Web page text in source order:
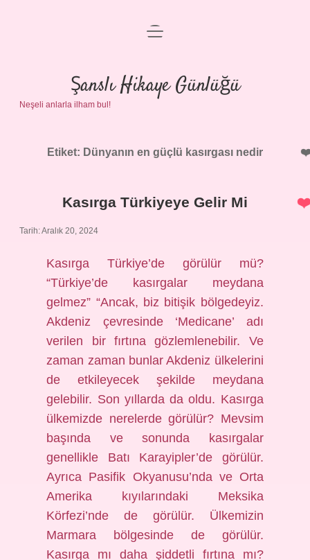
Anasayfa
Gizlilik Politikası
menüyü
Şanslı Hikaye Günlüğü
Neşeli anlarla ilham bul!
Etiket: Dünyanın en güçlü kasırgası nedir
Kasırga Türkiyeye Gelir Mi
Tarih: Aralık 20, 2024
Kasırga Türkiye’de görülür mü?
“Türkiye’de kasırgalar meydana
gelmez” “Ancak, biz bitişik bölgedeyiz.
Akdeniz çevresinde ‘Medicane’ adı
verilen bir fırtına gözlemlenebilir. Ve
zaman zaman bunlar Akdeniz ülkelerini
de etkileyecek şekilde meydana
gelebilir. Son yıllarda da oldu. Kasırga
ülkemizde nerelerde görülür? Mevsim
başında ve sonunda kasırgalar
genellikle Batı Karayipler’de görülür.
Ayrıca Pasifik Okyanusu’nda ve Orta
Amerika kıyılarındaki Meksika
Körfezi’nde de görülür. Ülkemizin
Marmara bölgesinde de görülür.
Kasırga mı daha şiddetli fırtına mı?